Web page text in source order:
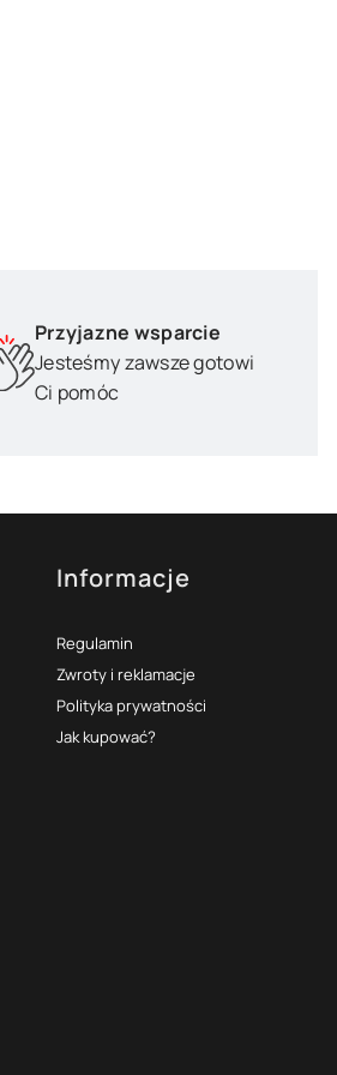
Przyjazne wsparcie
Jesteśmy zawsze gotowi
Ci pomóc
Informacje
Regulamin
Zwroty i reklamacje
Polityka prywatności
Jak kupować?